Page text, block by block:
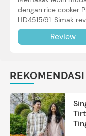
dengan rice cooker
HD4515/91. Simak
di sini.
Review
REKOMENDASI